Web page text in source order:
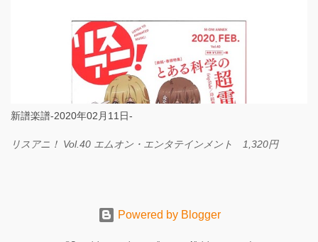
新譜楽譜-2020年02月11日-
リスアニ！ Vol.40 エムオン・エンタテインメント 1,320円
Powered by Blogger